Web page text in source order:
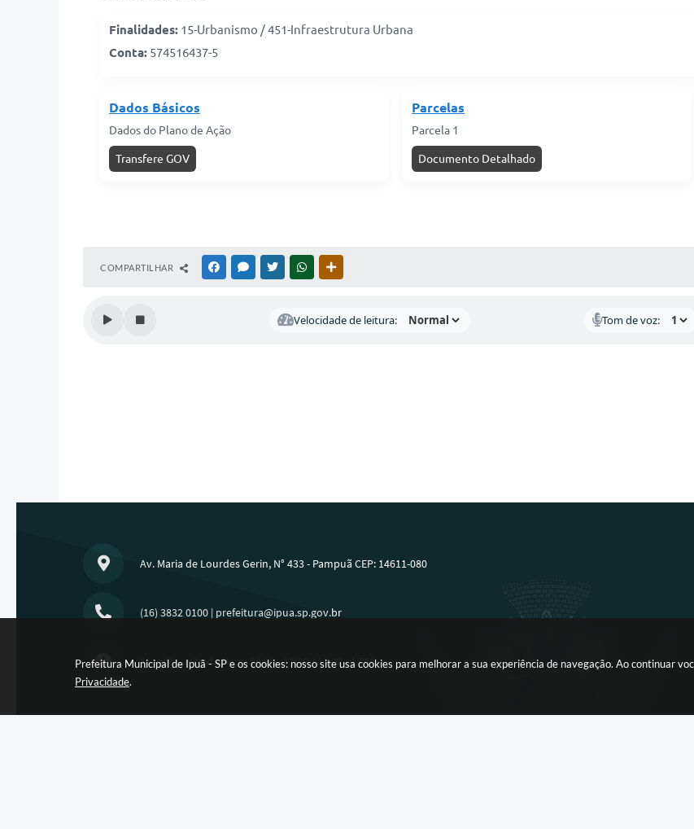
Prefeitura Municipal de Ipuã - SP e os cookies: nosso site usa cookies para melhorar a sua experiência de navegação. Ao continuar
Privacidade.
Finalidades: 15-Urbanismo / 451-Infraestrutura Urbana
Conta: 574516437-5
Dados Básicos
Dados do Plano de Ação
Transfere GOV
Parcelas
Parcela 1
Documento Detalhado
COMPARTILHAR FACEBOOKMESSENGER
TWITTERWHATSAPP
Velocidade de leitura: Tom de voz:
Av. Maria de Lourdes Gerin, N° 433 - Pampuã CEP: 14611-080
(16) 3832 0100 | prefeitura@ipua.sp.gov.br
Atendimento do Paço: 08:00 - 11:30 / 13:00 - 17:00